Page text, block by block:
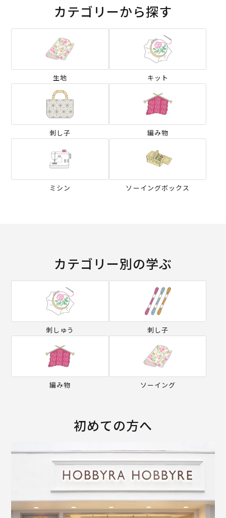
カテゴリーから探す
生地 キット
刺し子 編み物
ミシン ソーイングボックス
カテゴリー別の学ぶ
刺しゅう 刺し子
編み物 ソーイング
初めての方へ